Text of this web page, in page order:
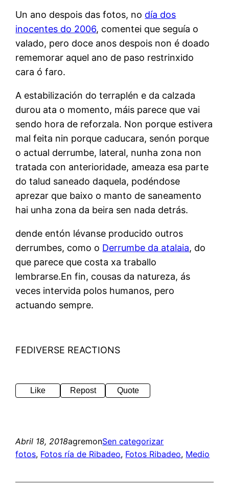
Un ano despois das fotos, no día dos
inocentes do 2006, comentei que seguía o
valado, pero doce anos despois non é doado
rememorar aquel ano de paso restrinxido
cara ó faro.
A estabilización do terraplén e da calzada
durou ata o momento, máis parece que vai
sendo hora de reforzala. Non porque estivera
mal feita nin porque caducara, senón porque
o actual derrumbe, lateral, nunha zona non
tratada con anterioridade, ameaza esa parte
do talud saneado daquela, podéndose
aprezar que baixo o manto de saneamento
hai unha zona da beira sen nada detrás.
dende entón lévanse producido outros
derrumbes, como o Derrumbe da atalaia, do
que parece que costa xa traballo
lembrarse.En fin, cousas da natureza, ás
veces intervida polos humanos, pero
actuando sempre.
FEDIVERSE REACTIONS
Like Repost Quote
Abril 18, 2018agremonSen categorizar
fotos, Fotos ría de Ribadeo, Fotos Ribadeo, Medio